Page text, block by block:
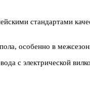
стандартами
особенно в
с электрической